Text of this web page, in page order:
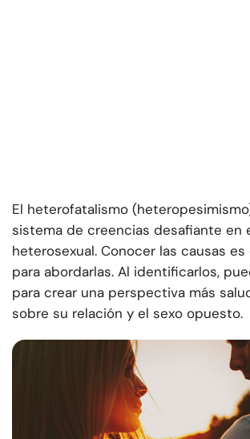
El heterofatalismo
sistema de creencias desafiante en
heterosexual. Conocer las causas
para abordarlas. Al identificarlos,
para crear una perspectiva más
sobre su relación y el sexo opuesto.